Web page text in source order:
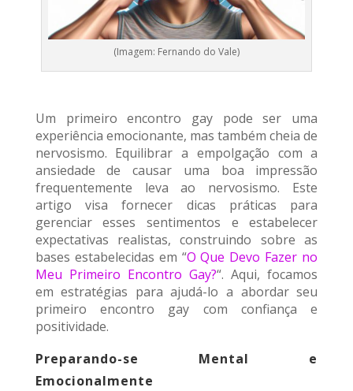
(Imagem: Fernando do Vale)
Um primeiro encontro gay pode ser uma
experiência emocionante, mas também cheia de
nervosismo. Equilibrar a empolgação com a
ansiedade de causar uma boa impressão
frequentemente leva ao nervosismo. Este
artigo visa fornecer dicas práticas para
gerenciar esses sentimentos e estabelecer
expectativas realistas, construindo sobre as
bases estabelecidas em “O Que Devo Fazer no
Meu Primeiro Encontro Gay?“. Aqui, focamos
em estratégias para ajudá-lo a abordar seu
primeiro encontro gay com confiança e
positividade.
Preparando-se Mental e
Emocionalmente